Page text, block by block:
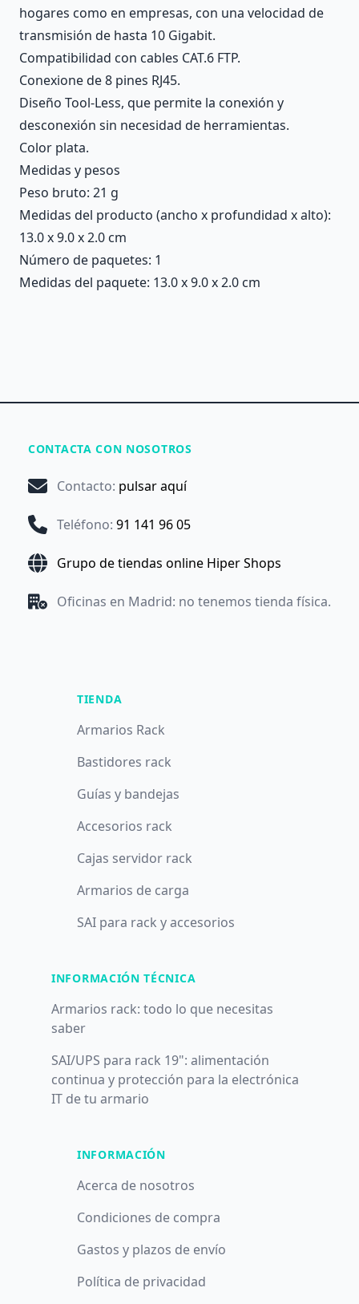
hogares como en empresas, con una velocidad de
transmisión de hasta 10 Gigabit.
Compatibilidad con cables CAT.6 FTP.
Conexione de 8 pines RJ45.
Diseño Tool-Less, que permite la conexión y
desconexión sin necesidad de herramientas.
Color plata.
Medidas y pesos
Peso bruto: 21 g
Medidas del producto (ancho x profundidad x alto):
13.0 x 9.0 x 2.0 cm
Número de paquetes: 1
Medidas del paquete: 13.0 x 9.0 x 2.0 cm
CONTACTA CON NOSOTROS
Contacto: pulsar aquí
Teléfono: 91 141 96 05
Grupo de tiendas online Hiper Shops
Oficinas en Madrid: no tenemos tienda física.
TIENDA
Armarios Rack
Bastidores rack
Guías y bandejas
Accesorios rack
Cajas servidor rack
Armarios de carga
SAI para rack y accesorios
INFORMACIÓN TÉCNICA
Armarios rack: todo lo que necesitas
saber
SAI/UPS para rack 19": alimentación
continua y protección para la electrónica
IT de tu armario
INFORMACIÓN
Acerca de nosotros
Condiciones de compra
Gastos y plazos de envío
Política de privacidad